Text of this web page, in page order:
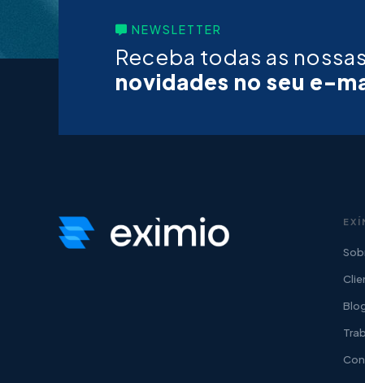
NEWSLETTER
Receba todas as nossas
novidades no seu e-